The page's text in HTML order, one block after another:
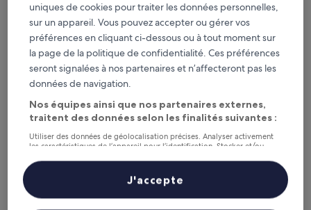
Clink i Lár
Clink i Lár
Hébergement
2.0 étoiles
Centre ville de Dublin
8.6
sur
Excellent,
(1 309 avis)
8,6/10 Excellent (1 309 avis)
nouveau
prix
de
taxes et frais compris
16 août - 17 août
Dublin One Hotel
uniques de cookies pour traiter les données personnelles,
sur un appareil. Vous pouvez accepter ou gérer vos
préférences en cliquant ci-dessous ou à tout moment sur
la page de la politique de confidentialité. Ces préférences
seront signalées à nos partenaires et n’affecteront pas les
données de navigation.
Nos équipes ainsi que nos partenaires externes,
traitent des données selon les finalités suivantes :
Utiliser des données de géolocalisation précises. Analyser activement
les caractéristiques de l’appareil pour l’identification. Stocker et/ou
personnalisés, mesure de performance des publicités et du contenu,
études d’audience et développement de services.
Liste de nos partenaires (fournisseurs)
J'accepte